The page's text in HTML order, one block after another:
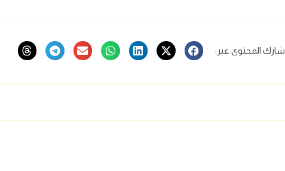
شارك المحتوى عبر: